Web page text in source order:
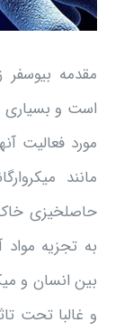
مقدمه بیوسفر
است و بسیاری
مورد فعالیت
مانند
حاصلخیزی
به تجزیه
بین انسان و
و غالبا تحت